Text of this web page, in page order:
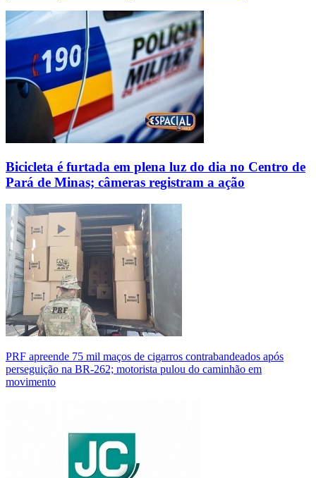
Bicicleta é furtada em plena luz do dia no Centro de
Pará de Minas; câmeras registram a ação
PRF apreende 75 mil maços de cigarros contrabandeados após
perseguição na BR-262; motorista pulou do caminhão em
movimento